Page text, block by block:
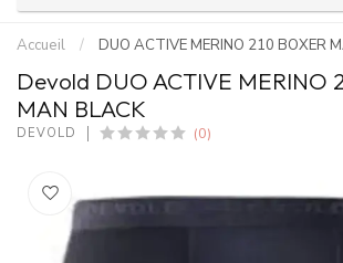
Accueil / DUO ACTIVE MERINO 210 BOXER
Devold DUO ACTIVE MERINO
MAN BLACK
DEVOLD (0)